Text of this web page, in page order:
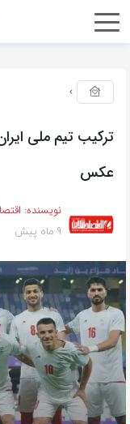
ترکیب تیم ملی
عکس
نویسنده:
9 ماه پیش